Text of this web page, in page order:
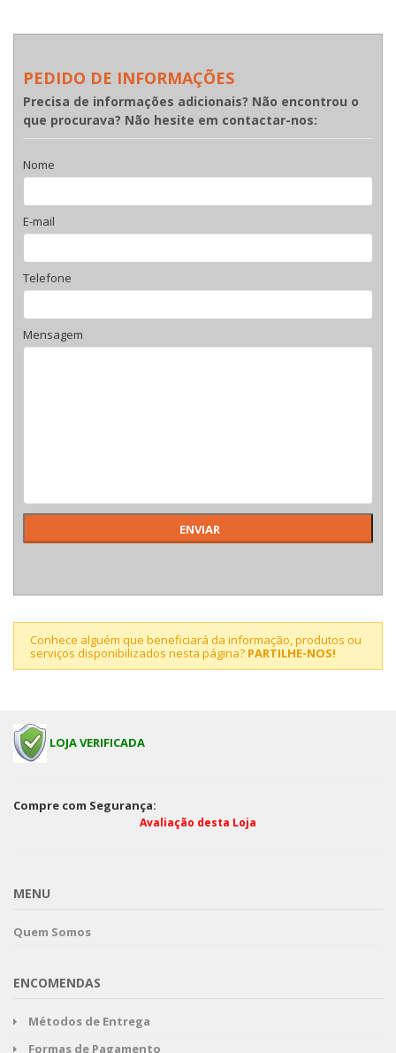
PEDIDO DE INFORMAÇÕES
Precisa de informações adicionais? Não encontrou o
que procurava? Não hesite em contactar-nos:
Nome
E-mail
Telefone
Mensagem
Conhece alguém que beneficiará da informação, produtos ou
serviços disponibilizados nesta página? PARTILHE-NOS!
LOJA VERIFICADA
Compre com Segurança:
Avaliação desta Loja
MENU
Quem Somos
ENCOMENDAS
Métodos de Entrega
Formas de Pagamento